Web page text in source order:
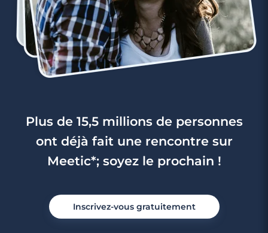
Plus de 15,5 millions de personnes
ont déjà fait une rencontre sur
Meetic*; soyez le prochain !
Inscrivez-vous gratuitement